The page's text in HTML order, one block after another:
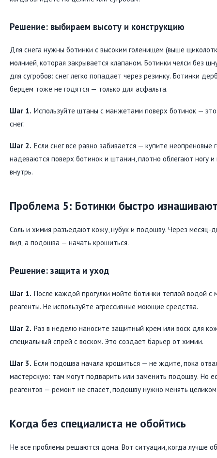
Решение: выбираем высоту и конструкцию
Для снега нужны ботинки с высоким голенищем (выше
молнией, которая закрывается клапаном. Ботинки челси без
для сугробов: снег легко попадает через резинку. Ботинки
берцем тоже не годятся — только для асфальта.
Шаг 1. Используйте штаны с манжетами поверх ботинок —
снег.
Шаг 2. Если снег все равно забивается — купите неопреновые
надеваются поверх ботинок и штанин, плотно облегают ногу
внутрь.
Проблема 5: Ботинки быстро
Соль и химия разъедают кожу, нубук и подошву. Через месяц-
вид, а подошва — начать крошиться.
Решение: защита и уход
Шаг 1. После каждой прогулки мойте ботинки теплой водой с
реагенты. Не используйте агрессивные моющие средства.
Шаг 2. Раз в неделю наносите защитный крем или воск для
специальный спрей с воском. Это создает барьер от химии.
Шаг 3. Если подошва начала крошиться — не ждите, пока
мастерскую: там могут подварить или заменить подошву. Но
реагентов — ремонт не спасет, подошву нужно менять
Когда без специалиста не обойтись
Не все проблемы решаются дома. Вот ситуации, когда лучше